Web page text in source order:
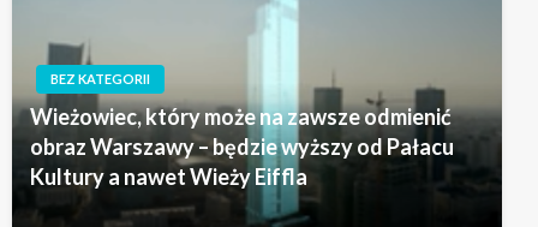
BEZ KATEGORII
Wieżowiec, który może na zawsze odmienić
obraz Warszawy – będzie wyższy od Pałacu
Kultury a nawet Wieży Eiffla